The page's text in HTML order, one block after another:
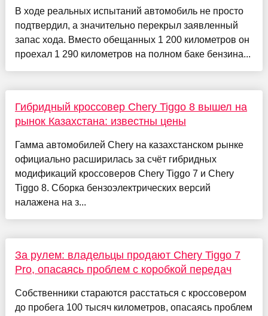
В ходе реальных испытаний автомобиль не просто
подтвердил, а значительно перекрыл заявленный
запас хода. Вместо обещанных 1 200 километров он
проехал 1 290 километров на полном баке бензина...
Гибридный кроссовер Chery Tiggo 8 вышел на
рынок Казахстана: известны цены
Гамма автомобилей Chery на казахстанском рынке
официально расширилась за счёт гибридных
модификаций кроссоверов Chery Tiggo 7 и Chery
Tiggo 8. Сборка бензоэлектрических версий
налажена на з...
За рулем: владельцы продают Chery Tiggo 7
Pro, опасаясь проблем с коробкой передач
Собственники стараются расстаться с кроссовером
до пробега 100 тысяч километров, опасаясь проблем